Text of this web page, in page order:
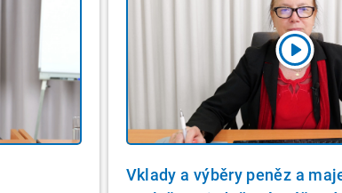
Vklady a výběry peněz a